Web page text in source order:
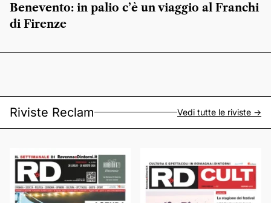
Benevento: in palio c’è un viaggio al Franchi
di Firenze
Riviste Reclam Vedi tutte le riviste ->